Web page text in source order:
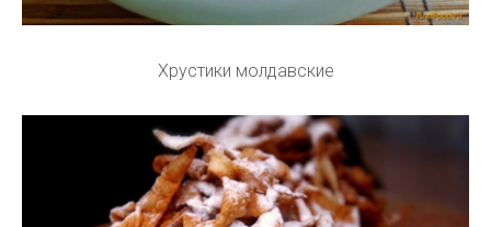
Хрустики молдавские